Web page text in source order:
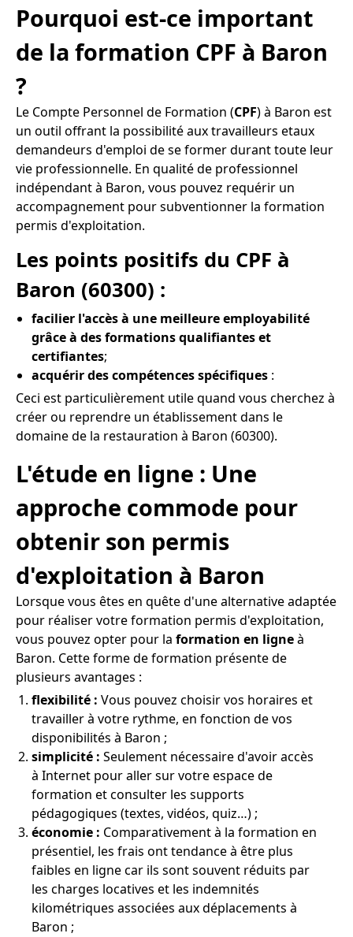
Pourquoi est-ce important
de la formation CPF à Baron
?
Le Compte Personnel de Formation (CPF) à Baron est
un outil offrant la possibilité aux travailleurs etaux
demandeurs d'emploi de se former durant toute leur
vie professionnelle. En qualité de professionnel
indépendant à Baron, vous pouvez requérir un
accompagnement pour subventionner la formation
permis d'exploitation.
Les points positifs du CPF à
Baron (60300) :
facilier l'accès à une meilleure employabilité
grâce à des formations qualifiantes et
certifiantes;
acquérir des compétences spécifiques :
Ceci est particulièrement utile quand vous cherchez à
créer ou reprendre un établissement dans le
domaine de la restauration à Baron (60300).
L'étude en ligne : Une
approche commode pour
obtenir son permis
d'exploitation à Baron
Lorsque vous êtes en quête d'une alternative adaptée
pour réaliser votre formation permis d'exploitation,
vous pouvez opter pour la formation en ligneà
Baron. Cette forme de formation présente de
plusieurs avantages :
flexibilité : Vous pouvez choisir vos horaires et
travailler à votre rythme, en fonction de vos
disponibilités à Baron ;
simplicité : Seulement nécessaire d'avoir accès
à Internet pour aller sur votre espace de
formation et consulter les supports
pédagogiques (textes, vidéos, quiz…) ;
économie : Comparativement à la formation en
présentiel, les frais ont tendance à être plus
faibles en ligne car ils sont souvent réduits par
les charges locatives et les indemnités
kilométriques associées aux déplacements à
Baron ;